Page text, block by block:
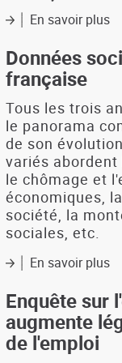
du
En savoir plussur
de
de
-
Données
française
Tous les trois
le panorama
de son
variés
le chômage et
économiques,
société, la
sociales, etc.
En savoir plussur
-
Enquête sur
augmente
de l'emploi